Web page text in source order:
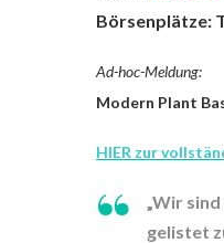
Börsenplätze:
Ad-hoc-Meldung:
Modern Plant
HIER zur
„Wir
gelistet